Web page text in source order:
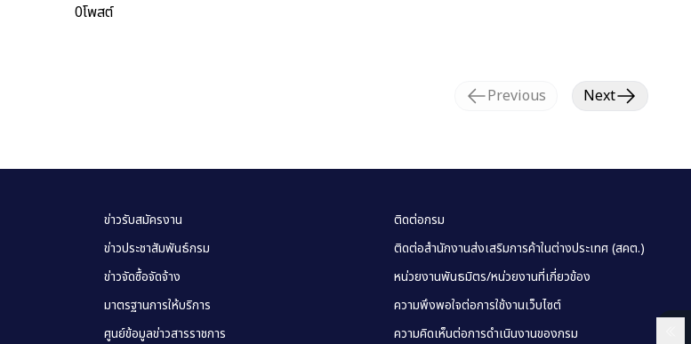
0โพสต์
Previous Next
ข่าวรับสมัครงาน
ข่าวประชาสัมพันธ์กรม
ข่าวจัดซื้อจัดจ้าง
มาตรฐานการให้บริการ
ศูนย์ข้อมูลข่าวสารราชการ
ติดต่อกรม
ติดต่อสำนักงานส่งเสริมการค้าในต่างประเทศ (สคต.)
หน่วยงานพันธมิตร/หน่วยงานที่เกี่ยวข้อง
ความพึงพอใจต่อการใช้งานเว็บไซต์
ความคิดเห็นต่อการดำเนินงานของกรม